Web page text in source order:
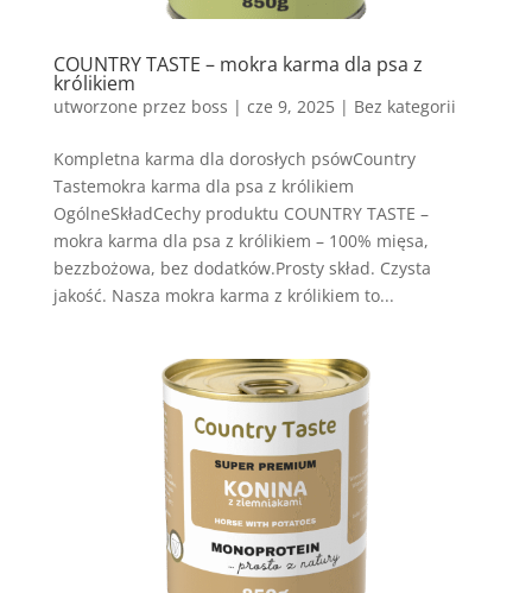
COUNTRY TASTE – mokra karma dla psa z
królikiem
utworzone przez boss | cze 9, 2025| Bez kategorii
Kompletna karma dla dorosłych psówCountry
Tastemokra karma dla psa z królikiem
OgólneSkładCechy produktu COUNTRY TASTE –
mokra karma dla psa z królikiem – 100% mięsa,
bezzbożowa, bez dodatków.Prosty skład. Czysta
jakość. Nasza mokra karma z królikiem to...